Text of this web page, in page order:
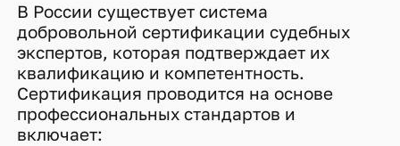
В России существует система
добровольной сертификации судебных
экспертов, которая подтверждает их
квалификацию и компетентность.
Сертификация проводится на основе
профессиональных стандартов и
включает: